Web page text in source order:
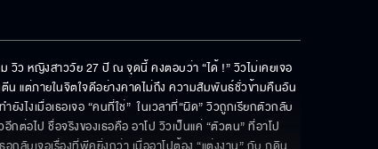
วิว หญิงสาววัย 27 ปี ณ จุดนี้ คงตอบว่า “ได้ !” วิวไม่เคยเจอ
ตีน แต่ภายในจิตใจดีอย่างคาดไม่ถึง ความสัมพันธ์ชั่วข้ามคืนอัน
งไงเมื่อเธอเจอ “คนที่ใช่”  ในเวลาที่“ผิด” วิวถูกเรียกตัวกลับ
ต่อไป ชื่อจริงของเธอคือ อาโป วิวเป็นแค่ “ตัวตน” ที่อาโป